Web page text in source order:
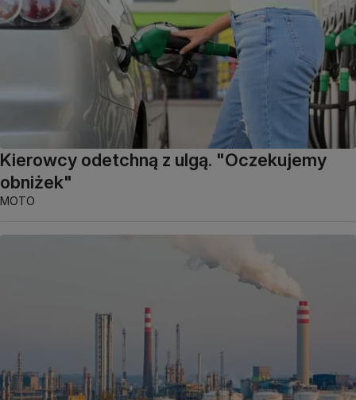
Kierowcy odetchną z ulgą. "Oczekujemy
obniżek"
MOTO